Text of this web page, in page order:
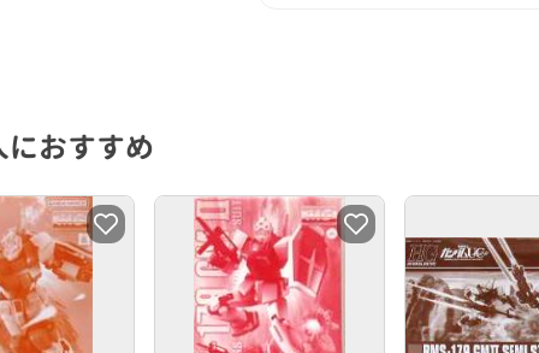
おすすめ